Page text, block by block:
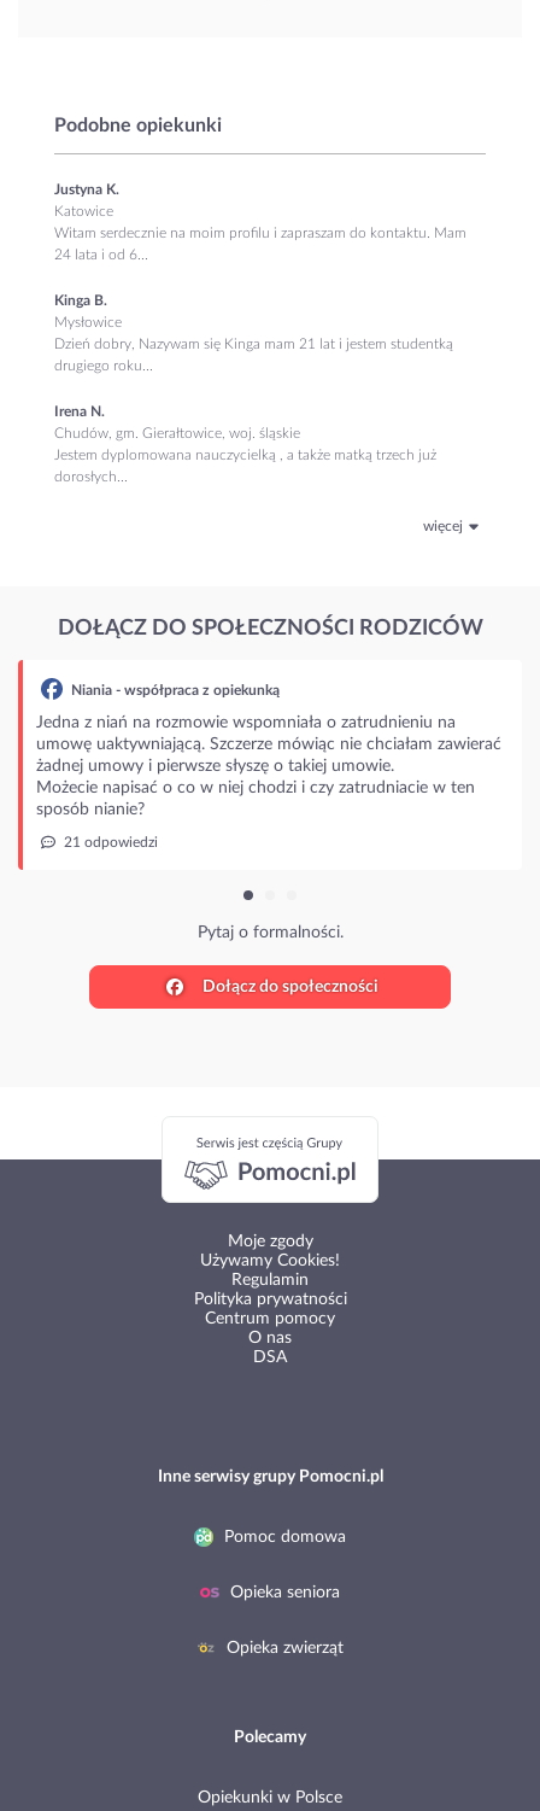
Podobne opiekunki
Justyna K.
Katowice
Witam serdecznie na moim profilu i zapraszam do kontaktu. Mam
24 lata i od 6...
Kinga B.
Mysłowice
Dzień dobry, Nazywam się Kinga mam 21 lat i jestem studentką
drugiego roku...
Irena N.
Chudów, gm. Gierałtowice, woj. śląskie
Jestem dyplomowana nauczycielką , a także matką trzech już
dorosłych...
więcej
DOŁĄCZ DO SPOŁECZNOŚCI RODZICÓW
o zatrudnieniu na
mówiąc nie chciałam zawierać
o takiej umowie.
i czy zatrudniacie w ten
Dołącz do społeczności
Moje zgody
Używamy Cookies!
Regulamin
Polityka prywatności
Centrum pomocy
O nas
DSA
Inne serwisy grupy Pomocni.pl
Pomoc domowa
Opieka seniora
Opieka zwierząt
Polecamy
Opiekunki w Polsce